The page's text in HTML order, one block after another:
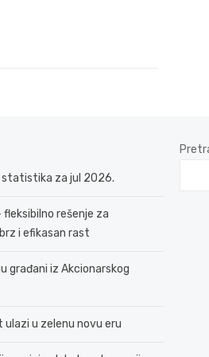
statistika za jul 2026.
fleksibilno rešenje za
i efikasan rast
građani iz Akcionarskog
ulazi u zelenu novu eru